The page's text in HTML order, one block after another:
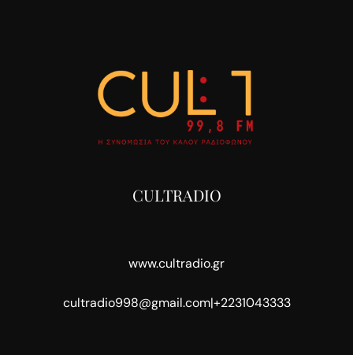
CULTRADIO
www.cultradio.gr
cultradio998@gmail.com|+2231043333